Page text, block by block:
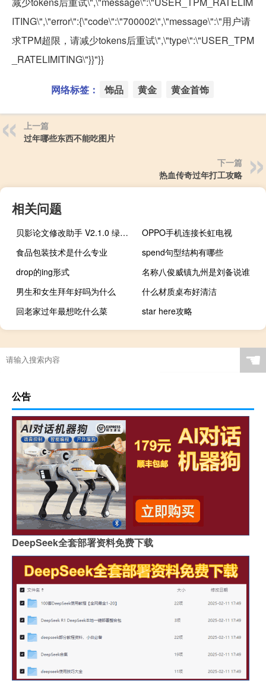
ITING\",\"error\":{\"code\":\"700002\",\"message\":\"用户请
求TPM超限，请减少tokens后重试\",\"type\":\"USER_TPM
_RATELIMITING\"}}"}}
网络标签： 饰品 黄金 黄金首饰
上一篇
过年哪些东西不能吃图片
下一篇
热血传奇过年打工攻略
相关问题
贝影论文修改助手 V2.1.0 绿色版（贝影论文修改助手 V2.1.0 绿色版功能简介）
OPPO手机连接长虹电视
食品包装技术是什么专业
spend句型结构有哪些
drop的ing形式
名称八俊威镇九州是刘备说谁
男生和女生拜年好吗为什么
什么材质桌布好清洁
回老家过年最想吃什么菜
star here攻略
☚
公告
DeepSeek全套部署资料免费下载